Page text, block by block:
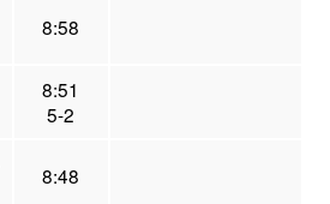
8:58
8:51
5-2
8:48